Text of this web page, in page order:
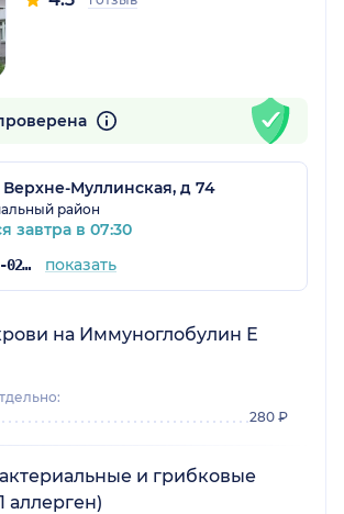
Верхне-Муллинская, д 74
район
завтра в 07:30
+7 (342) 264-02-09 показать
на Иммуноглобулин Е
280 ₽
и грибковые
аллерген)